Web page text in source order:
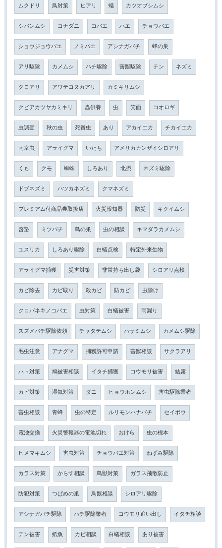
ムクドリ 鳥対策 ヒアリ 蟻 カツオブシムシ
シバンムシ コナダニ コバエ ハエ チョウバエ
ショウジョウバエ ノミバエ アシナガバチ 蜂の巣
アリ駆除 カメムシ ハチ駆除 害獣駆除 テン ネズミ
クロアリ アワテコヌカアリ カミキリムシ
クビアカツヤカミキリ 蟲供養 虫 箕面 コオロギ
虫調査 秋の虫 死番虫 あり アカイエカ チカイエカ
南京虫 アライグマ いたち アメリカカンザイシロアリ
くも クモ 蜘蛛 しろあり 北摂 ネズミ駆除
ドブネズミ ハツカネズミ クマネズミ
プレミアム付商品券取扱店 火災報知器 防災 キクイムシ
啓蟄 ミツバチ 鳥の巣 虫の相談 キマダラカメムシ
ユスリカ しろあり駆除 白蟻点検 特定外来生物
アライグマ捕獲 災害対策 非常持ち出し袋 シロアリ点検
カビ除去 カビ取り 殺カビ 防カビ 虫除け
クロバネキノコバエ 虫対策 白蟻被害 雨漏り
スズメバチ駆除依頼 チャタテムシ ハサミムシ カメムシ駆除
毛虫注意 アナグマ 捕獲許可申請 害獣相談 サクラアリ
ハト対策 鳩被害相談 イタチ捕獲 コウモリ被害 結露
カビ対策 湿気対策 ダニ ヒョウホンムシ 害虫駆除業者
害虫相談 青蜂 虫の特定 ルリモンハナバチ セイボウ
電池交換 火災警報器の電池切れ おけら 虫の標本
ヒメマキムシ 害虫対策 チョウバエ対策 ねずみ駆除
カラス対策 からす相談 鳥獣対策 ガラス飛散防止
防犯対策 つばめの巣 鳥獣相談 シロアリ駆除
アシナガバチ駆除 ハチ駆除業者 コウモリ追い出し イタチ相談
テン被害 紙魚 カビ相談 白蟻相談 あり被害